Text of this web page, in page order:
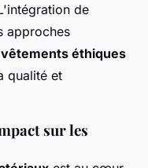
de
approches
vêtements éthiques
qualité et
sur les